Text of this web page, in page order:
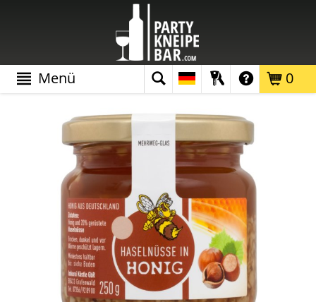
0
Menü